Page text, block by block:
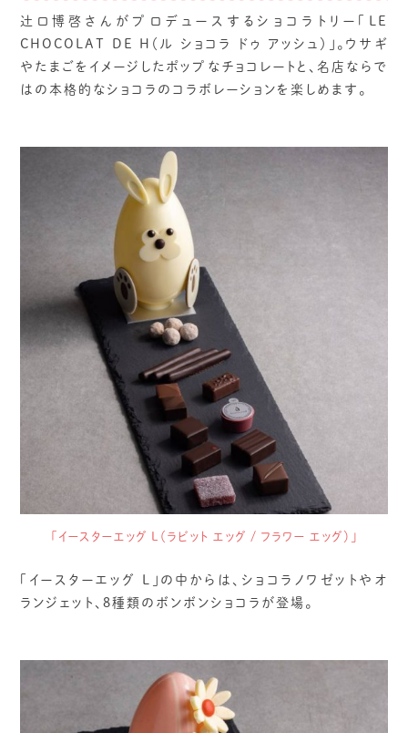
辻口博啓さんがプロデュースするショコラトリー「LE
CHOCOLAT DE H（ル ショコラ ドゥ アッシュ）」。ウサギ
やたまごをイメージしたポップなチョコレートと、名店ならで
はの本格的なショコラのコラボレーションを楽しめます。
「イースターエッグ L（ラビット エッグ / フラワー エッグ）」
「イースターエッグ L」の中からは、ショコラノワゼットやオ
ランジェット、8種類のボンボンショコラが登場。